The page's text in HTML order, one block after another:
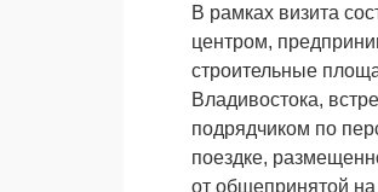
В рамках визита
центром,
строительные
Владивостока,
подрядчиком по
поездке,
от общепринятой